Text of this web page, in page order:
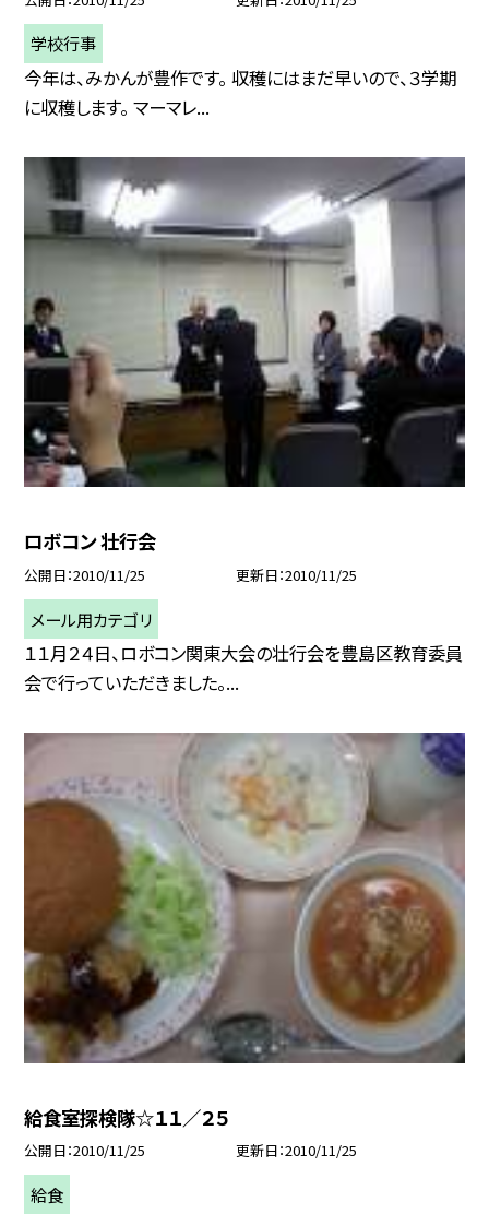
学校行事
今年は、みかんが豊作です。 収穫にはまだ早いので、３学期
に収穫します。 マーマレ...
ロボコン 壮行会
公開日 2010/11/25 更新日 2010/11/25
メール用カテゴリ
１１月２４日、ロボコン関東大会の壮行会を豊島区教育委員
会で行っていただきました。...
給食室探検隊☆１１／２５
公開日 2010/11/25 更新日 2010/11/25
給食